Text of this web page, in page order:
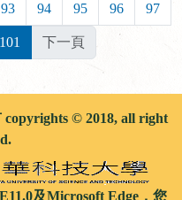
93 94 95 96 97
101 下一頁
© 2018, all right
及Microsoft Edge，您